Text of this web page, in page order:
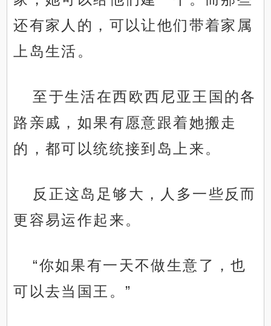
还有家人的，可以让他们带着家属
上岛生活。
至于生活在西欧西尼亚王国的各
路亲戚，如果有愿意跟着她搬走
的，都可以统统接到岛上来。
反正这岛足够大，人多一些反而
更容易运作起来。
“你如果有一天不做生意了，也
可以去当国王。”